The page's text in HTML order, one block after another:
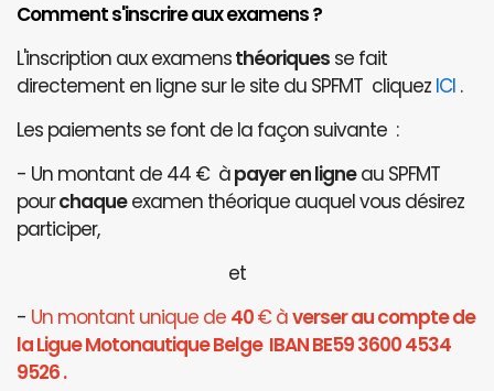
Comment s'inscrire aux examens ?
L'inscription aux examensthéoriques se fait
directement en ligne sur le site du SPFMT cliquez ICI .
Les paiements se font de la façon suivante :
- Un montant de 44 € àpayer en ligneau SPFMT
pourchaqueexamen théorique auquel vous désirez
participer,
et
- Un montant unique de 40€ àverser au compte de
la Ligue Motonautique Belge IBAN BE59 3600 4534
9526 .